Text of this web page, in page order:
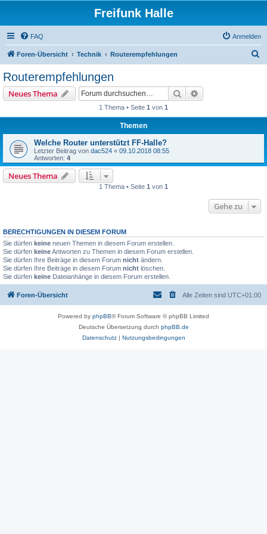
Freifunk Halle
FAQ Anmelden
Foren-Übersicht Technik Routerempfehlungen
Routerempfehlungen
Neues Thema Suche
1 Thema • Seite 1 von 1
Themen
Welche Router unterstützt FF-Halle?
Letzter Beitrag von dac524 « 09.10.2018 08:55
Antworten: 4
Neues Thema
1 Thema • Seite 1 von 1
Gehe zu
BERECHTIGUNGEN IN DIESEM FORUM
Sie dürfen keine neuen Themen in diesem Forum erstellen.
Sie dürfen keineAntworten zu Themen in diesem Forum erstellen.
Sie dürfen Ihre Beiträge in diesem Forum nicht ändern.
Sie dürfen Ihre Beiträge in diesem Forum nicht löschen.
Sie dürfen keine Dateianhänge in diesem Forum erstellen.
Foren-Übersicht Alle Zeiten sind UTC+01:00
Powered by phpBB® Forum Software © phpBB Limited
Deutsche Übersetzung durch phpBB.de
Datenschutz| Nutzungsbedingungen